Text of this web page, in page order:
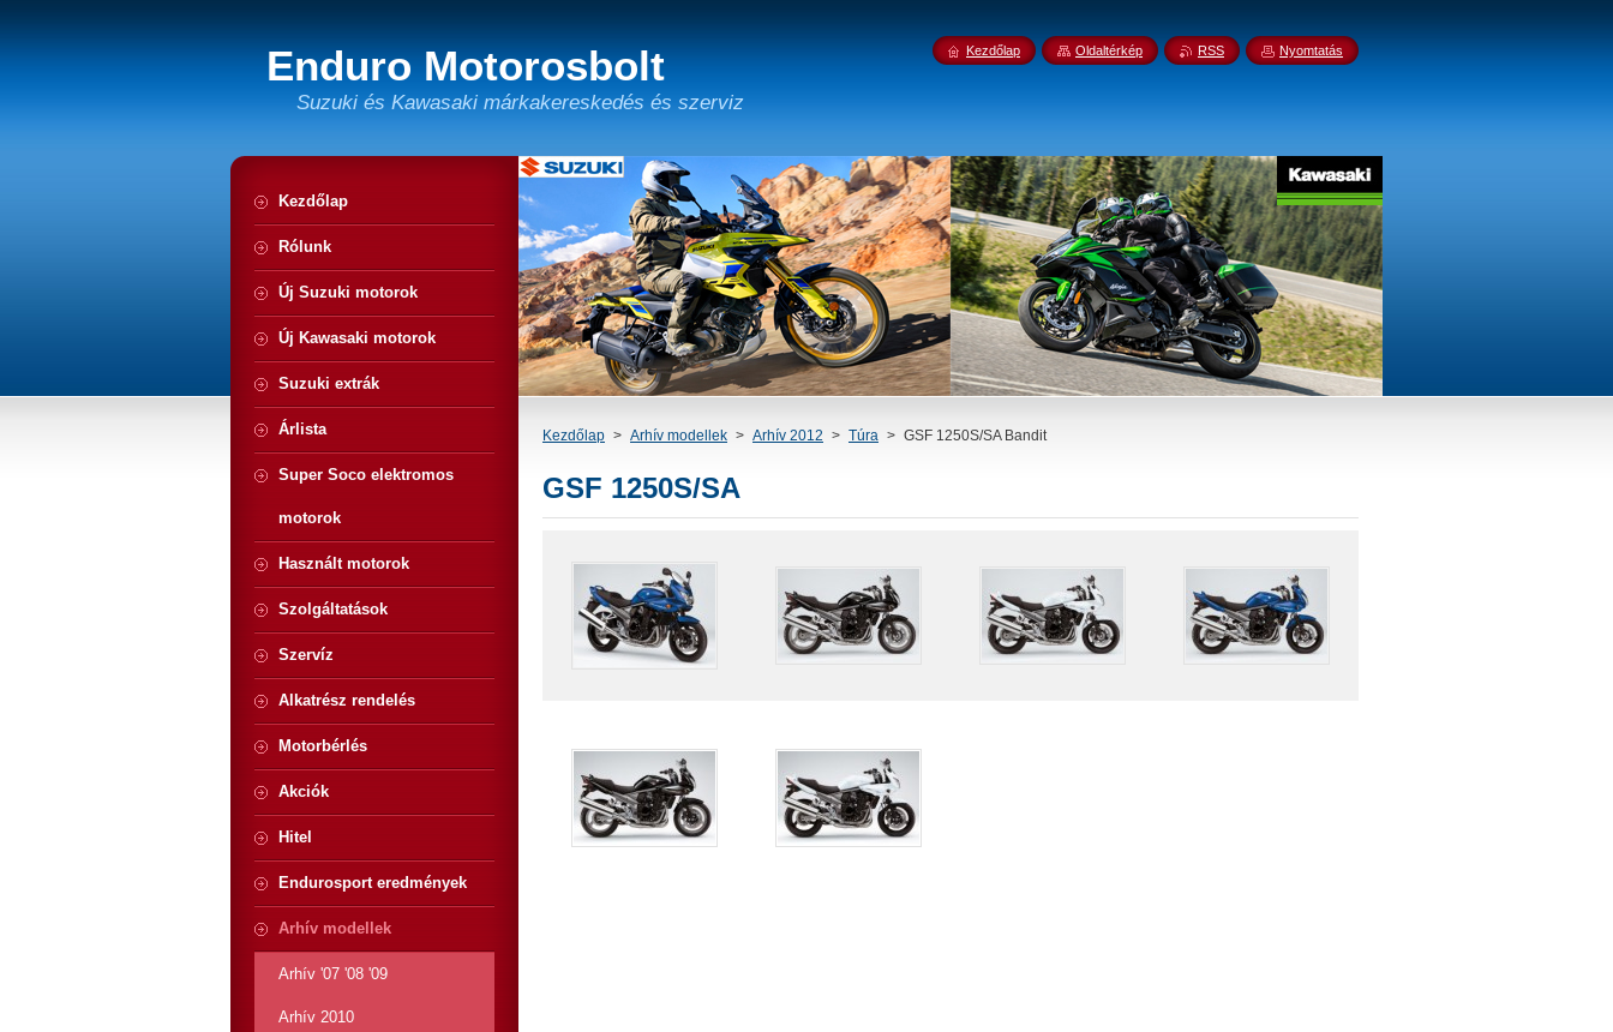
Enduro Motorosbolt
Suzuki és Kawasaki márkakereskedés és szerviz
Kezdőlap > Arhív modellek > Arhív 2012 > Túra > GSF 1250S/SA Bandit
GSF 1250S/SA
Kezdőlap
Rólunk
Új Suzuki motorok
Új Kawasaki motorok
Suzuki extrák
Árlista
Super Soco elektromos
motorok
Használt motorok
Szolgáltatások
Szervíz
Alkatrész rendelés
Motorbérlés
Akciók
Hitel
Endurosport eredmények
Arhív modellek
Arhív '07 '08 '09
Arhív 2010
Kezdőlap Oldaltérkép RSS Nyomtatás